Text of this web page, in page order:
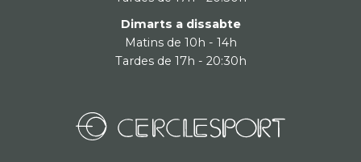
Dimarts a dissabte
Matins de 10h - 14h
Tardes de 17h - 20:30h